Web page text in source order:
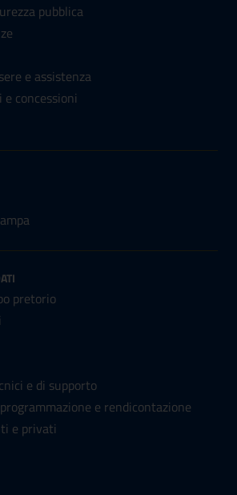
pubblica
e assistenza
concessioni
pretorio
e di supporto
e rendicontazione
e privati